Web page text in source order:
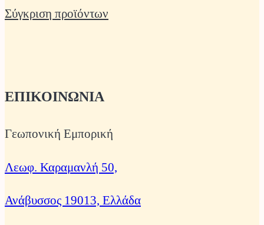
Σύγκριση προϊόντων
ΕΠΙΚΟΙΝΩΝΙΑ
Γεωπονική Εμπορική
Λεωφ. Καραμανλή 50,
Ανάβυσσος 19013, Ελλάδα